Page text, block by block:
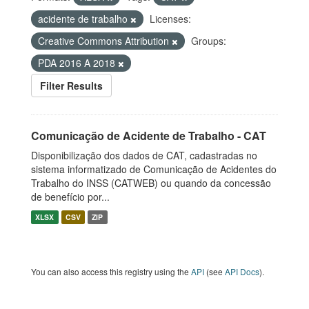
acidente de trabalho
Licenses:
Creative Commons Attribution
Groups:
PDA 2016 A 2018
Filter Results
Comunicação de Acidente de Trabalho - CAT
Disponibilização dos dados de CAT, cadastradas no
sistema informatizado de Comunicação de Acidentes do
Trabalho do INSS (CATWEB) ou quando da concessão
de benefício por...
XLSX CSV ZIP
You can also access this registry using the API (see API Docs).